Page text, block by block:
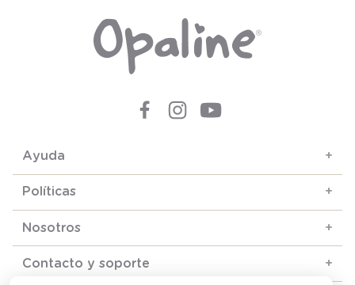
Ayuda +
Políticas +
Nosotros +
Contacto y soporte +